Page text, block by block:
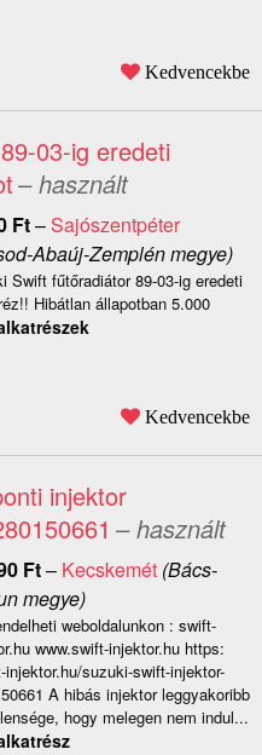
Kedvencekbe
03-ig eredeti
– használt
Ft–Sajószentpéter
Abaúj-Zemplén megye)
Swift fűtőradiátor 89-03-ig eredeti
Hibátlan állapotban 5.000
Kedvencekbe
injektor
– használt
Ft– Kecskemét(Bács-
megye)
weboldalunkon : swift-
www.swift-injektor.hu https:
suzuki-swift-injektor-
A hibás injektor leggyakoribb
hogy melegen nem indul...